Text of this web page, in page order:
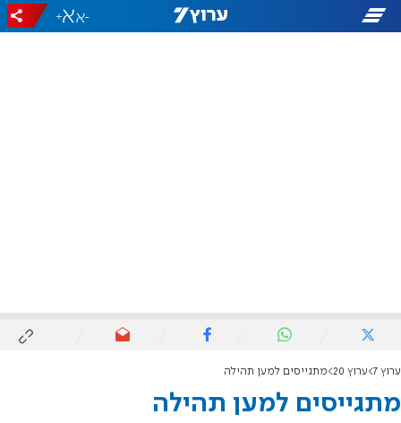
-
+
ערוץ 7 ערוץ 20 מתגייסים למען תהילה
מתגייסים למען תהילה